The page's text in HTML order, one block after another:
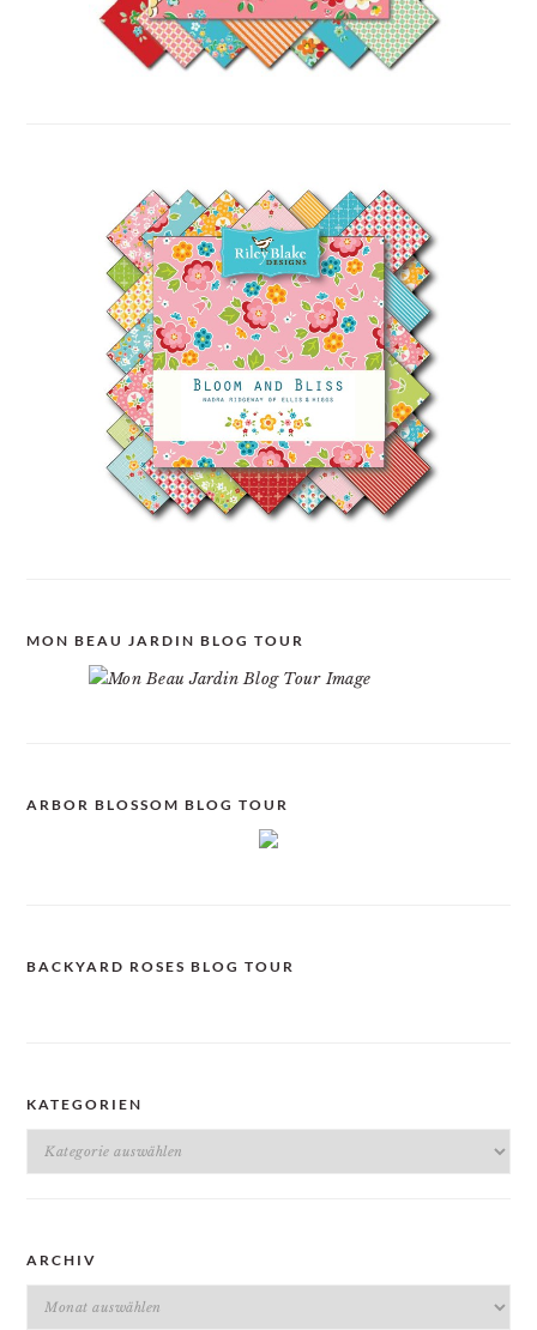
MON BEAU JARDIN BLOG TOUR
ARBOR BLOSSOM BLOG TOUR
BACKYARD ROSES BLOG TOUR
KATEGORIEN
Kategorien
ARCHIV
Archiv